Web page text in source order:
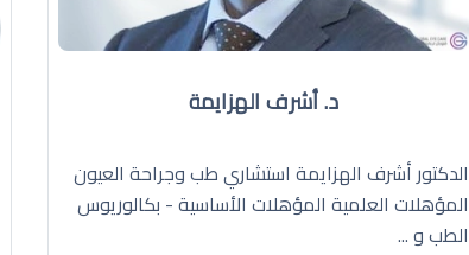
د. أشرف الهزايمة
الدكتور أشرف الهزايمة استشاري طب وجراحة العيون
المؤهلات العلمية المؤهلات الأساسية - بكالوريوس
الطب و ...